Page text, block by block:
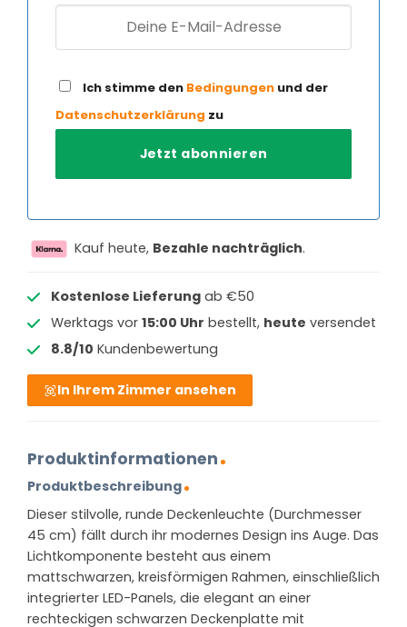
Ich stimme den Bedingungen und der
Datenschutzerklärung zu
Kauf heute, Bezahle nachträglich.
Kostenlose Lieferungab €50
Werktags vor 15:00 Uhr bestellt, heute versendet
8.8/10 Kundenbewertung
In Ihrem Zimmer ansehen
Produktinformationen
Produktbeschreibung
Dieser stilvolle, runde Deckenleuchte (Durchmesser
45 cm) fällt durch ihr modernes Design ins Auge. Das
Lichtkomponente besteht aus einem
mattschwarzen, kreisförmigen Rahmen, einschließlich
integrierter LED-Panels, die elegant an einer
rechteckigen schwarzen Deckenplatte mit